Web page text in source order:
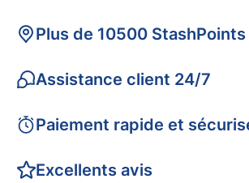
Plus de 10500 StashPoints
Assistance client 24/7
Paiement rapide et
Excellents avis